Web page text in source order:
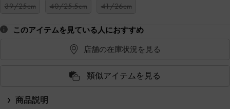
39/25cm 40/25.5cm 41/26cm
このアイテムを見ている人におすすめ
店舗の在庫状況を見る
類似アイテムを見る
商品説明